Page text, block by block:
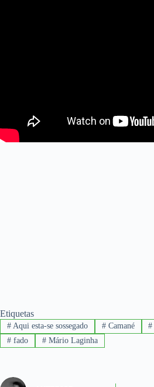
Etiquetas
#Aqui esta-se sossegado #Camané #
#fado #Mário Laginha